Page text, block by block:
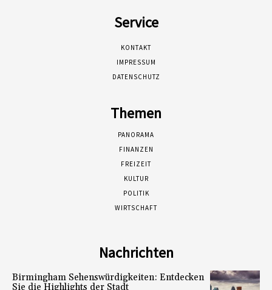
Service
KONTAKT
IMPRESSUM
DATENSCHUTZ
Themen
PANORAMA
FINANZEN
FREIZEIT
KULTUR
POLITIK
WIRTSCHAFT
Nachrichten
Birmingham Sehenswürdigkeiten: Entdecken
Sie die Highlights der Stadt